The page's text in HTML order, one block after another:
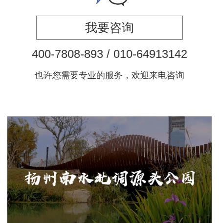
我要咨询
400-7808-893 / 010-64913142
也许您需要专业的服务，欢迎来电咨询
扬州南水北调源头...
AI人工智能 旅游休闲
智能语音亭
智能大数据平台
AR太极 智慧公园